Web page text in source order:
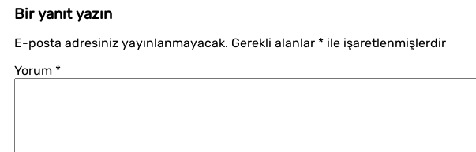
Bir yanıt yazın
E-posta adresiniz yayınlanmayacak. Gerekli alanlar * ile işaretlenmişlerdir
Yorum *